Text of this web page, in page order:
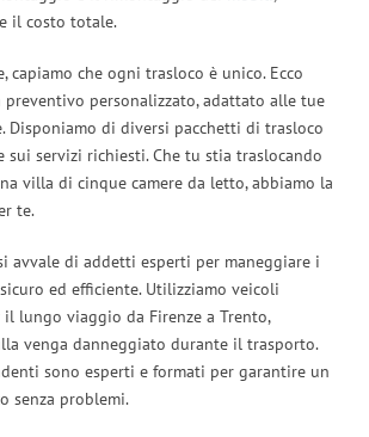
il costo totale.
capiamo che ogni trasloco è unico. Ecco
preventivo personalizzato, adattato alle tue
Disponiamo di diversi pacchetti di trasloco
sui servizi richiesti. Che tu stia traslocando
villa di cinque camere da letto, abbiamo la
te.
avvale di addetti esperti per maneggiare i
ed efficiente. Utilizziamo veicoli
lungo viaggio da Firenze a Trento,
venga danneggiato durante il trasporto.
sono esperti e formati per garantire un
senza problemi.